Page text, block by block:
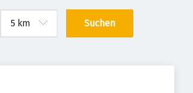
Suchen